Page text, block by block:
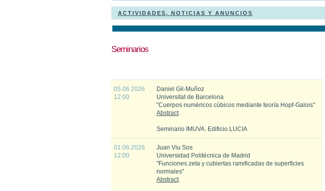
ACTIVIDADES, NOTICIAS Y ANUNCIOS
Seminarios
05.06.2026
12:00
Daniel Gil-Muñoz
Universitat de Barcelona
"Cuerpos numéricos cúbicos mediante teoría Hopf-Galois"
Abstract.
Seminario IMUVA. Edificio LUCIA
01.06.2026
12:00
Juan Viu Sos
Universidad Politécnica de Madrid
"Funciones zeta y cubiertas ramificadas de superficies
normales"
Abstract.